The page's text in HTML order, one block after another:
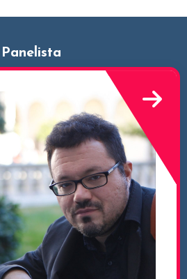
Panelista